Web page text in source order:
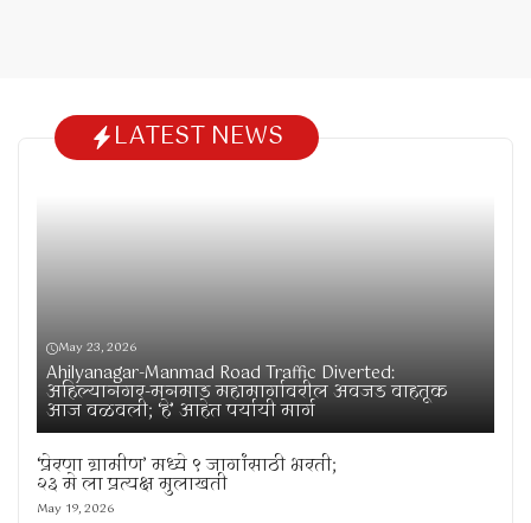
LATEST NEWS
May 23, 2026
Ahilyanagar-Manmad Road Traffic Diverted:
अहिल्यानगर-मनमाड महामार्गावरील अवजड वाहतूक
आज वळवली; ‘हे’ आहेत पर्यायी मार्ग
‘प्रेरणा ग्रामीण’ मध्ये ९ जागांसाठी भरती;
२३ मे ला प्रत्यक्ष मुलाखती
May 19, 2026